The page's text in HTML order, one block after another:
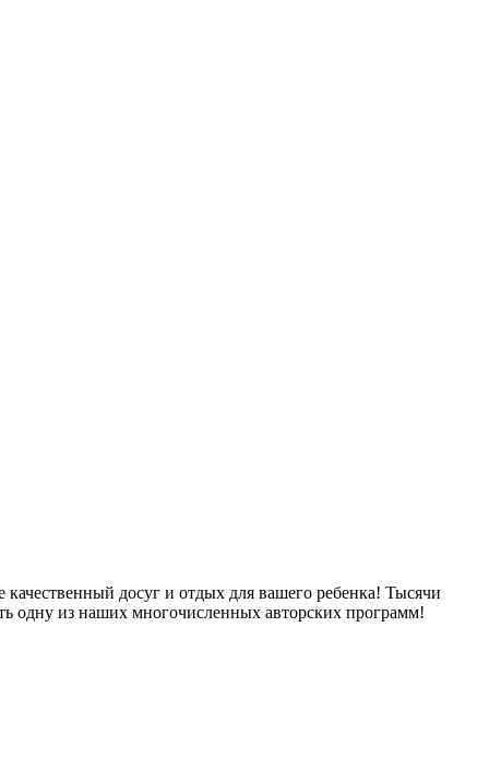
качественный досуг и отдых для вашего ребенка! Тысячи
одну из наших многочисленных авторских программ!